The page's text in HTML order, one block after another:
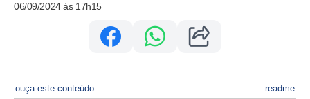
06/09/2024 às 17h15
ouça este conteúdo readme